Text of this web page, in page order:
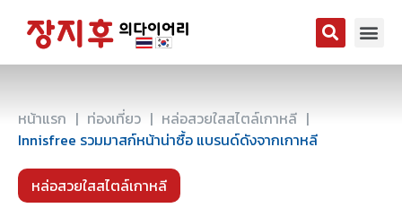
หน้าแรก | ท่องเที่ยว | หล่อสวยใสสไตล์เกาหลี |
Innisfree รวมมาสก์หน้าน่าซื้อ แบรนด์ดังจากเกาหลี
หล่อสวยใสสไตล์เกาหลี